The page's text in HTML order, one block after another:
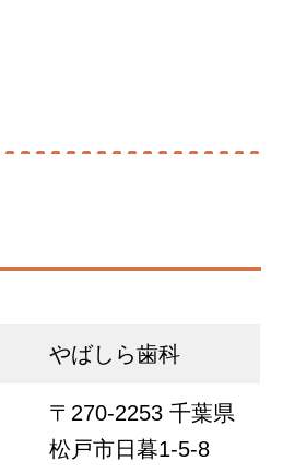
やばしら歯科
〒270-2253 千葉県
松戸市日暮1-5-8